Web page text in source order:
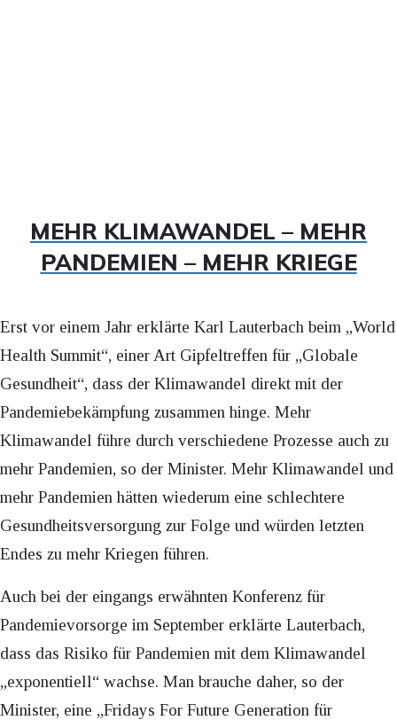
MEHR KLIMAWANDEL – MEHR
PANDEMIEN – MEHR KRIEGE
Erst vor einem Jahr erklärte Karl Lauterbach beim „World
Health Summit“, einer Art Gipfeltreffen für „Globale
Gesundheit“, dass der Klimawandel direkt mit der
Pandemiebekämpfung zusammen hinge. Mehr
Klimawandel führe durch verschiedene Prozesse auch zu
mehr Pandemien, so der Minister. Mehr Klimawandel und
mehr Pandemien hätten wiederum eine schlechtere
Gesundheitsversorgung zur Folge und würden letzten
Endes zu mehr Kriegen führen.
Auch bei der eingangs erwähnten Konferenz für
Pandemievorsorge im September erklärte Lauterbach,
dass das Risiko für Pandemien mit dem Klimawandel
„exponentiell“ wachse. Man brauche daher, so der
Minister, eine „Fridays For Future Generation für